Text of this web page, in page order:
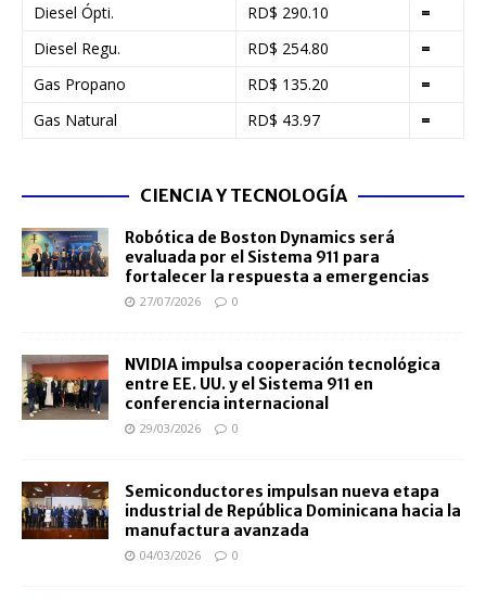
Diesel Ópti.
RD$ 290.10
=
Diesel Regu.
RD$ 254.80
=
Gas Propano
RD$ 135.20
=
Gas Natural
RD$ 43.97 =
CIENCIA Y TECNOLOGÍA
Robótica de Boston Dynamics será
evaluada por el Sistema 911 para
fortalecer la respuesta a emergencias
27/07/2026 0
NVIDIA impulsa cooperación tecnológica
entre EE. UU. y el Sistema 911 en
conferencia internacional
29/03/2026 0
Semiconductores impulsan nueva etapa
industrial de República Dominicana hacia la
manufactura avanzada
04/03/2026 0